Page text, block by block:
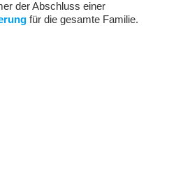
der Abschluss einer
für die gesamte Familie.